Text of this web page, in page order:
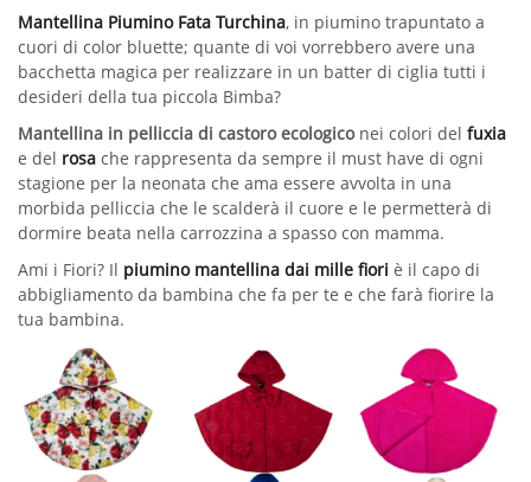
Mantellina Piumino Fata Turchina, in piumino trapuntato a
cuori di color bluette; quante di voi vorrebbero avere una
bacchetta magica per realizzare in un batter di ciglia tutti i
desideri della tua piccola Bimba?
Mantellina in pelliccia di castoro ecologiconei colori del fuxia
e del rosa che rappresenta da sempre il must have di ogni
stagione per la neonata che ama essere avvolta in una
morbida pelliccia che le scalderà il cuore e le permetterà di
dormire beata nella carrozzina a spasso con mamma.
Ami i Fiori? Il piumino mantellina dai mille fiori è il capo di
abbigliamento da bambina che fa per te e che farà fiorire la
tua bambina.